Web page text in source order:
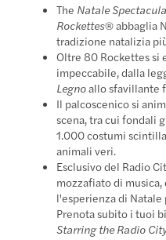
The Natale
Rockettes® abbaglia
tradizione natalizia
Oltre 80 Rockettes si
impeccabile, dalla
Legnoallo sfavillante
Il palcoscenico si
scena, tra cui fondali
1.000 costumi
animali veri.
Esclusivo del Radio
mozzafiato di
l'esperienza di
Prenota subito i tuoi
Starring the Radio